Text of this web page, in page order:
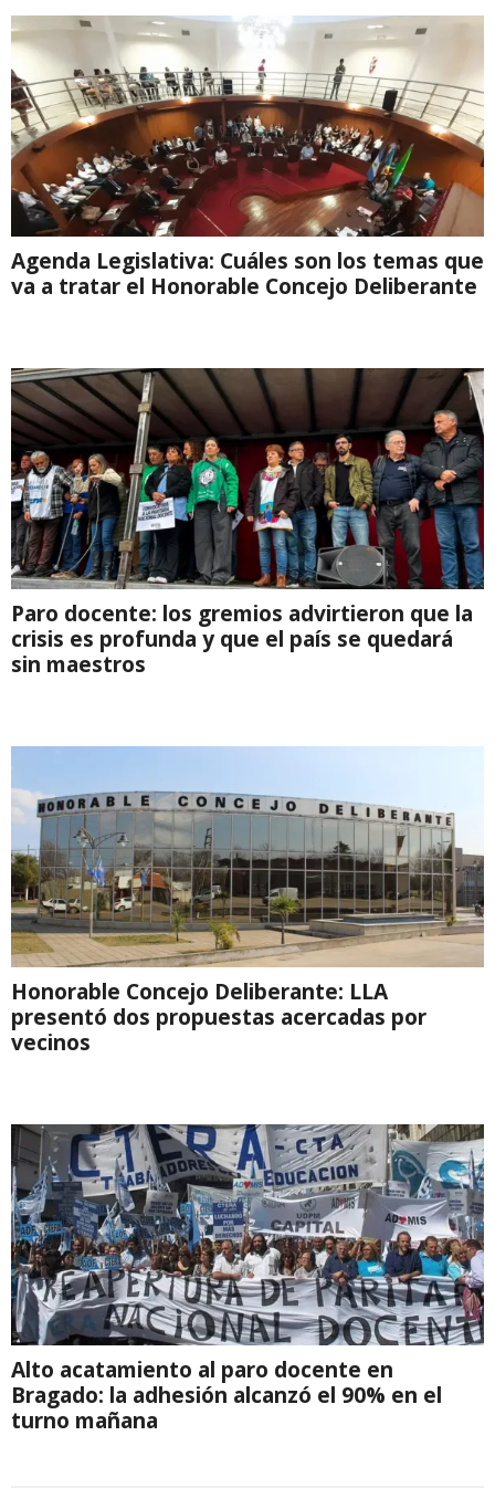
Agenda Legislativa: Cuáles son los temas que
va a tratar el Honorable Concejo Deliberante
Paro docente: los gremios advirtieron que la
crisis es profunda y que el país se quedará
sin maestros
Honorable Concejo Deliberante: LLA
presentó dos propuestas acercadas por
vecinos
Alto acatamiento al paro docente en
Bragado: la adhesión alcanzó el 90% en el
turno mañana